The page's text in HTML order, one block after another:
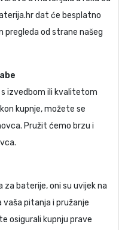
dat će besplatno
pregleda od strane našeg
izvedbom ili kvalitetom
kupnje, možete se
Pružit ćemo brzu i
baterije, oni su uvijek na
vaša pitanja i pružanje
osigurali kupnju prave